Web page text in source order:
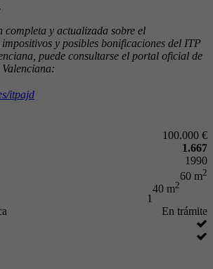
y actualizada sobre el
y posibles bonificaciones del ITP
puede consultarse el portal oficial de
itpajd
100.000 €
1.667
1990
60 m2
40 m2
1
En trámite